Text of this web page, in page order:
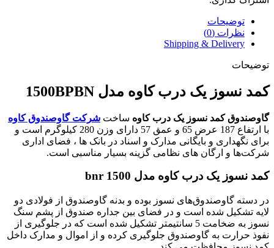
توضیحات
نظرات (0)
Shipping & Delivery
توضیحات
کمد نسوز یک درب کاوه مدل 1500BPBN
گاوصندوق کمد نسوز یک درب کاوه ساخت شرکت گاوصندوقکاوه
با ارتفاع 187 عرض 65 و عمق 57 دارای وزن 280 کیلوگرم است و
برای نگهداری و بایگانی مدارک و اسناد در بانک ها ، فضای اداری
شرکت‌ها و ارگان های نظامی گزینه بسیار مناسبی است.
کمد نسوز یک درب کاوه مدل 1500 bnr
در دسته گاوصندوق‌های نسوز بوده و بدنه گاوصندوق از فولادی دو
لایه تشکیل شده است و در فضای بین جداره صندوق از پشم سنگ
نسوز به ضخامت 5 سانتیمتر تشکیل شده است که در جلوگیری از
نفوذ حرارت به گاوصندوق جلوگیری کرده و از اموال و مدارک داخل